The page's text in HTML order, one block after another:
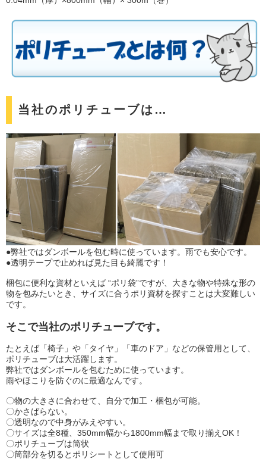
当社のポリチューブは…
●弊社ではダンボールを包む時に使っています。雨でも安心です。
●透明テープで止めれば見た目も綺麗です！
梱包に便利な資材といえば “ポリ袋”ですが、大きな物や特殊な形の
物を包みたいとき、サイズに合うポリ資材を探すことは大変難しい
です。
そこで当社のポリチューブです。
たとえば「椅子」や「タイヤ」「車のドア」などの保管用として、
ポリチューブは大活躍します。
弊社ではダンボールを包むために使っています。
雨やほこりを防ぐのに最適なんです。
〇物の大きさに合わせて、自分で加工・梱包が可能。
〇かさばらない。
〇透明なので中身がみえやすい。
〇サイズは全8種、350mm幅から1800mm幅まで取り揃えOK！
〇ポリチューブは筒状
〇筒部分を切るとポリシートとして使用可